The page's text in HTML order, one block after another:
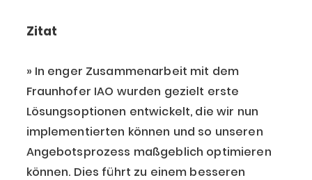
Zitat
In enger Zusammenarbeit mit dem
Fraunhofer IAO wurden gezielt erste
Lösungsoptionen entwickelt, die wir nun
implementierten können und so unseren
Angebotsprozess maßgeblich optimieren
können. Dies führt zu einem besseren